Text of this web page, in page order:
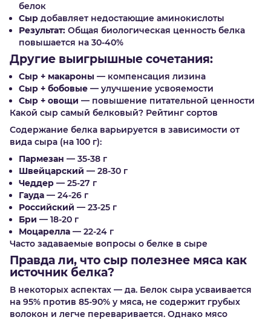
белок
Сыр добавляет недостающие аминокислоты
Результат: Общая биологическая ценность белка
повышается на 30-40%
Другие выигрышные сочетания:
Сыр + макароны — компенсация лизина
Сыр + бобовые — улучшение усвояемости
Сыр + овощи — повышение питательной ценности
Какой сыр самый белковый? Рейтинг сортов
Содержание белка варьируется в зависимости от
вида сыра (на 100 г):
Пармезан — 35-38 г
Швейцарский — 28-30 г
Чеддер — 25-27 г
Гауда — 24-26 г
Российский — 23-25 г
Бри — 18-20 г
Моцарелла — 22-24 г
Часто задаваемые вопросы о белке в сыре
Правда ли, что сыр полезнее мяса как
источник белка?
В некоторых аспектах — да. Белок сыра усваивается
на 95% против 85-90% у мяса, не содержит грубых
волокон и легче переваривается. Однако мясо